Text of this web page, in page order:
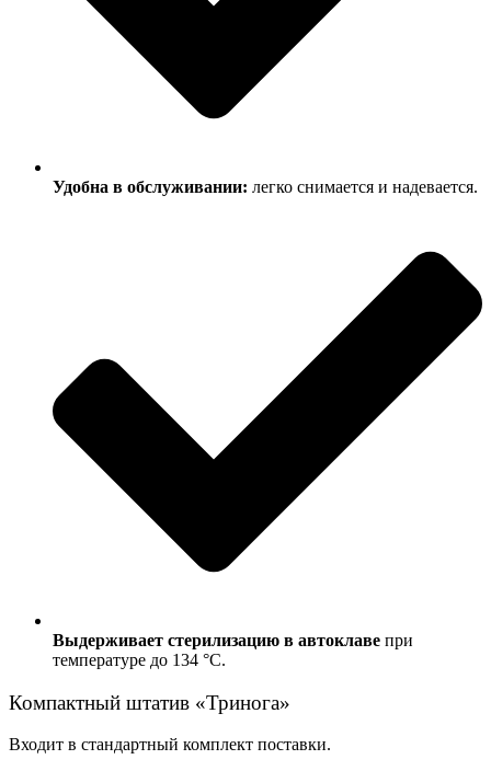
Удобна в обслуживании: легко снимается и надевается.
Выдерживает стерилизацию в автоклаве при
температуре до 134 °C.
Компактный штатив «Тринога»
Входит в стандартный комплект поставки.